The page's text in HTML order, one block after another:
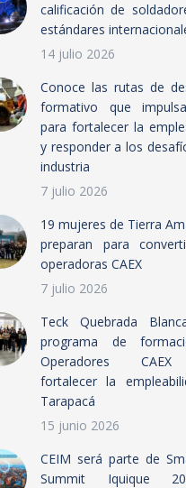
calificación de
estándares
14 julio 2026
Conoce las rutas de
formativo que
para fortalecer la
y responder a los
industria
7 julio 2026
19 mujeres de Tierra
preparan para
operadoras CAEX
7 julio 2026
Teck Quebrada
programa de
Operadores
fortalecer la
Tarapacá
15 junio 2026
CEIM será parte de
Summit Iquique